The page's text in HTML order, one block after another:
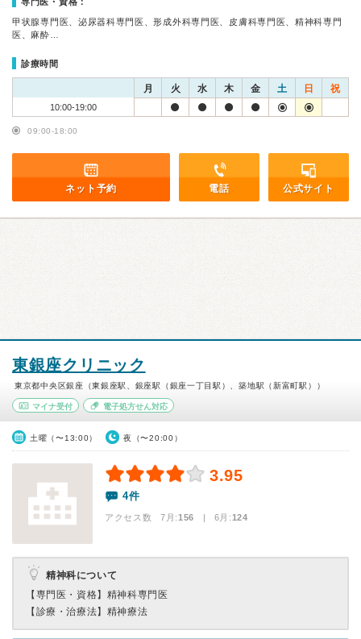
甲状腺専門医、泌尿器科専門医、形成外科専門医、皮膚科専門医、精神科専門
医、麻酔…
診療時間
月 火 水 木 金 土 日 祝
10:00-19:00
09:00-18:00
ネット予約 電話 公式サイト
東銀座クリニック
東京都中央区銀座（東銀座駅、銀座駅（銀座一丁目駅）、築地駅（新富町駅））
マイナ受付 電子処方せん対応
土曜（〜13:00） 夜（〜20:00）
3.95
4件
アクセス数 7月:156 | 6月:124
精神科について
【専門医・資格】 精神科専門医
【診療・治療法】 精神療法